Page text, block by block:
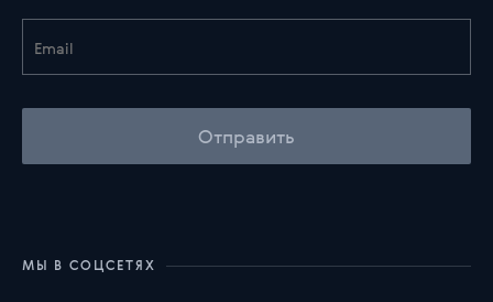
Отправить
МЫ В СОЦСЕТЯХ